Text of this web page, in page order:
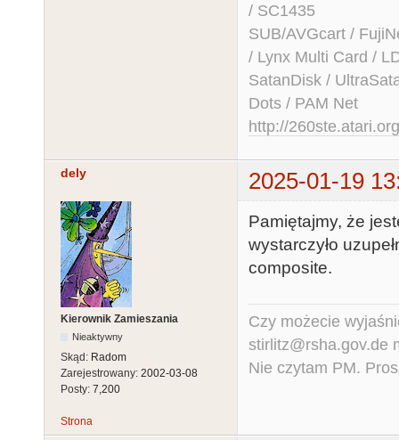
/ SC1435
SUB/AVGcart /
/ Lynx Multi Card /
SatanDisk /
Dots / PAM Net
http://260ste.atari.org
dely 2025-01-19
Kierownik Zamieszania
Nieaktywny
Skąd: Radom
Zarejestrowany: 2002-03-08
Posty: 7,200
Pamiętajmy, że
wystarczyło
composite.
Czy możecie
stirlitz@rsha.gov.de
Nie czytam PM.
Strona